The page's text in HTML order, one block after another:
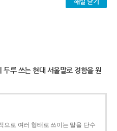
두루 쓰는 현대 서울말로 정함을 원
으로 여러 형태로 쓰이는 말을 단수